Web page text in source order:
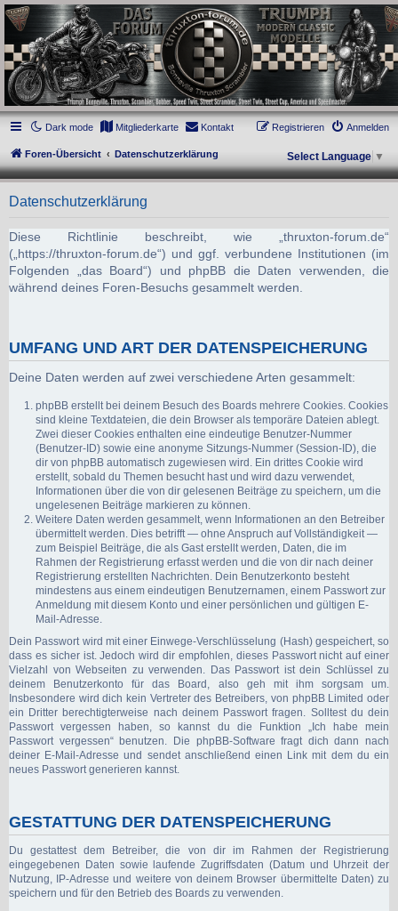
thruxton-forum.de
DAS FORUM! Alles rund um die Triumph Modern Classic Modelle. Das Forum für
die New Bonneville Baureihen ab BJ 2001. Triumph Bonneville, Thruxton,
Scrambler, Bobber, Speed Twin, Street Scrambler, Street Twin, Street Cup, America
und Speedmaster.
Dark mode
Mitgliederkarte Kontakt Anmelden
Registrieren
Foren-Übersicht Datenschutzerklärung Select Language ▼
Datenschutzerklärung
Diese Richtlinie beschreibt, wie „thruxton-forum.de“
(„https://thruxton-forum.de“) und ggf. verbundene Institutionen (im
Folgenden „das Board“) und phpBB die Daten verwenden, die
während deines Foren-Besuchs gesammelt werden.
UMFANG UND ART DER DATENSPEICHERUNG
Deine Daten werden auf zwei verschiedene Arten gesammelt:
phpBB erstellt bei deinem Besuch des Boards mehrere Cookies. Cookies
sind kleine Textdateien, die dein Browser als temporäre Dateien ablegt.
Zwei dieser Cookies enthalten eine eindeutige Benutzer-Nummer
(Benutzer-ID) sowie eine anonyme Sitzungs-Nummer (Session-ID), die
dir von phpBB automatisch zugewiesen wird. Ein drittes Cookie wird
erstellt, sobald du Themen besucht hast und wird dazu verwendet,
Informationen über die von dir gelesenen Beiträge zu speichern, um die
ungelesenen Beiträge markieren zu können.
Weitere Daten werden gesammelt, wenn Informationen an den Betreiber
übermittelt werden. Dies betrifft — ohne Anspruch auf Vollständigkeit —
zum Beispiel Beiträge, die als Gast erstellt werden, Daten, die im
Rahmen der Registrierung erfasst werden und die von dir nach deiner
Registrierung erstellten Nachrichten. Dein Benutzerkonto besteht
mindestens aus einem eindeutigen Benutzernamen, einem Passwort zur
Anmeldung mit diesem Konto und einer persönlichen und gültigen E-
Mail-Adresse.
Dein Passwort wird mit einer Einwege-Verschlüsselung (Hash) gespeichert, so
dass es sicher ist. Jedoch wird dir empfohlen, dieses Passwort nicht auf einer
Vielzahl von Webseiten zu verwenden. Das Passwort ist dein Schlüssel zu
deinem Benutzerkonto für das Board, also geh mit ihm sorgsam um.
Insbesondere wird dich kein Vertreter des Betreibers, von phpBB Limited oder
ein Dritter berechtigterweise nach deinem Passwort fragen. Solltest du dein
Passwort vergessen haben, so kannst du die Funktion „Ich habe mein
Passwort vergessen“ benutzen. Die phpBB-Software fragt dich dann nach
deiner E-Mail-Adresse und sendet anschließend einen Link mit dem du ein
neues Passwort generieren kannst.
GESTATTUNG DER DATENSPEICHERUNG
Du gestattest dem Betreiber, die von dir im Rahmen der Registrierung
eingegebenen Daten sowie laufende Zugriffsdaten (Datum und Uhrzeit der
Nutzung, IP-Adresse und weitere von deinem Browser übermittelte Daten) zu
speichern und für den Betrieb des Boards zu verwenden.